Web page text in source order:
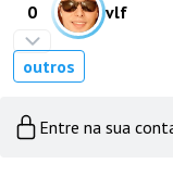
0 vlf
outros
Entre na sua